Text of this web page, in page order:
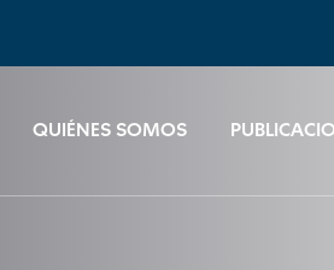
QUIÉNES SOMOS